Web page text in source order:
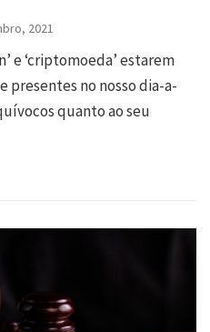
2021
e ‘criptomoeda’ estarem
presentes no nosso dia-a-
quanto ao seu